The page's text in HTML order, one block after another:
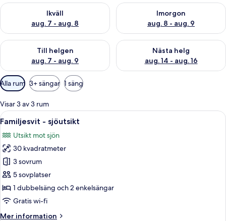
Ikväll
aug. 7 - aug. 8
Kontrollera tillgängligheten för ikväll aug. 7 - aug. 8
Imorgon
aug. 8 - aug. 9
Kontrollera tillgängligheten
Till helgen
aug. 7 - aug. 9
Kontrollera tillgängligheten för den här helgen aug. 7 - aug. 9
Nästa helg
aug. 14 - aug. 16
Kontrollera tillgängligheten
Tillgängliga
filter
för
rum
Alla rum 3+ sängar 1 säng
Visar 3 av 3 rum
Öppna
alla
foton
för
Familjesvit
-
sjöutsikt
Ett sovrum med en säng, ett fönster
5
Familjesvit - sjöutsikt
Utsikt mot sjön
30 kvadratmeter
3 sovrum
5 sovplatser
1 dubbelsäng och 2 enkelsängar
Gratis wi-fi
Mer information
Mer